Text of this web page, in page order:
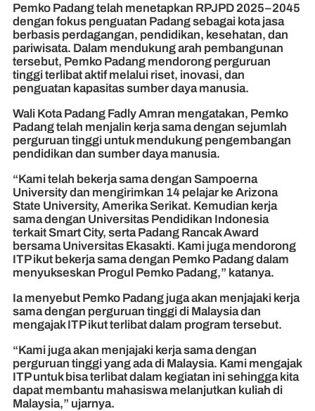
Pemko Padang telah menetapkan RPJPD 2025–2045
dengan fokus penguatan Padang sebagai kota jasa
berbasis perdagangan, pendidikan, kesehatan, dan
pariwisata. Dalam mendukung arah pembangunan
tersebut, Pemko Padang mendorong perguruan
tinggi terlibat aktif melalui riset, inovasi, dan
penguatan kapasitas sumber daya manusia.
Wali Kota Padang Fadly Amran mengatakan, Pemko
Padang telah menjalin kerja sama dengan sejumlah
perguruan tinggi untuk mendukung pengembangan
pendidikan dan sumber daya manusia.
“Kami telah bekerja sama dengan Sampoerna
University dan mengirimkan 14 pelajar ke Arizona
State University, Amerika Serikat. Kemudian kerja
sama dengan Universitas Pendidikan Indonesia
terkait Smart City, serta Padang Rancak Award
bersama Universitas Ekasakti. Kami juga mendorong
ITP ikut bekerja sama dengan Pemko Padang dalam
menyukseskan Progul Pemko Padang,” katanya.
Ia menyebut Pemko Padang juga akan menjajaki kerja
sama dengan perguruan tinggi di Malaysia dan
mengajak ITP ikut terlibat dalam program tersebut.
“Kami juga akan menjajaki kerja sama dengan
perguruan tinggi yang ada di Malaysia. Kami mengajak
ITP untuk bisa terlibat dalam kegiatan ini sehingga kita
dapat membantu mahasiswa melanjutkan kuliah di
Malaysia,” ujarnya.